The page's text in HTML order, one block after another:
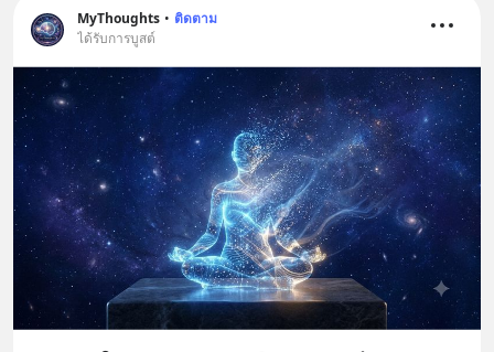
MyThoughts • ติดตาม
ได้รับการบูสต์